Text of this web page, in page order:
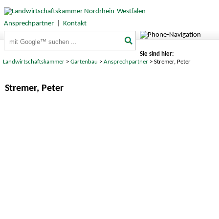
Ansprechpartner|
Kontakt
Sie sind hier:
Landwirtschaftskammer >Gartenbau >Ansprechpartner > Stremer, Peter
Stremer, Peter